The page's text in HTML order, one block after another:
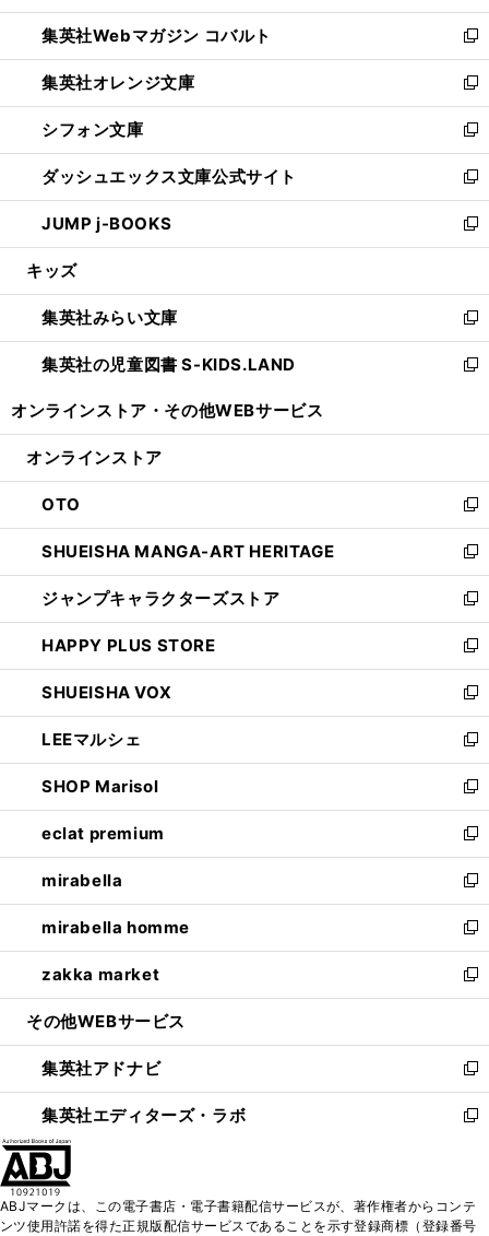
開
く
ウ
で
開
く
ン
ド
ウ
で
開
く
ウ
ィ
ン
ド
ウ
で
開
く
集英社Webマガジン コバルト
新
し
い
ウ
ィ
ン
ド
ウ
で
開
集英社オレンジ文庫
新
し
い
ウ
ィ
ン
ド
ウ
開
く
シフォン文庫
新
し
い
ウ
ィ
ン
ウ
で
開
く
ダッシュエックス文庫公式サイト
新
し
い
ウ
ン
ド
ウ
で
JUMP j-BOOKS
新
し
ウ
ィ
ン
ド
開
キッズ
集英社みらい文庫
新
し
い
ン
ウ
で
開
く
集英社の児童図書 S-KIDS.LAND
新
ウ
ン
ド
ウ
で
開
く
オンラインストア・ その他WEBサービス
オンラインストア
OTO
新
し
い
ウ
ィ
ン
ド
ウ
で
開
く
SHUEISHA MANGA-ART HERITAGE
新
し
い
ウ
ィ
ン
ド
ウ
で
開
く
ジャンプキャラクターズストア
新
し
い
ウ
ィ
ン
ド
ウ
で
開
く
HAPPY PLUS STORE
新
し
い
ウ
ィ
ン
ド
ウ
で
開
く
SHUEISHA VOX
新
し
い
ウ
ィ
ン
ド
ウ
で
開
く
LEEマルシェ
新
し
い
ウ
ィ
ン
ド
ウ
で
開
く
SHOP Marisol
新
し
い
ウ
ィ
ン
ド
ウ
で
開
eclat premium
新
し
い
ウ
ィ
ン
ド
ウ
開
く
mirabella
新
し
い
ウ
ィ
ン
ウ
で
開
く
mirabella homme
新
し
い
ウ
ン
ド
ウ
で
zakka market
新
し
ウ
ィ
ン
ド
く
その他WEBサービス
集英社アドナビ
新
し
い
ド
集英社エディターズ・ラボ
新
ィ
ABJマークは、この電子書店・電子書籍配信サービスが、著作権者からコンテ
ンツ使用許諾を得た正規版配信サービスであることを示す登録商標（登録番号